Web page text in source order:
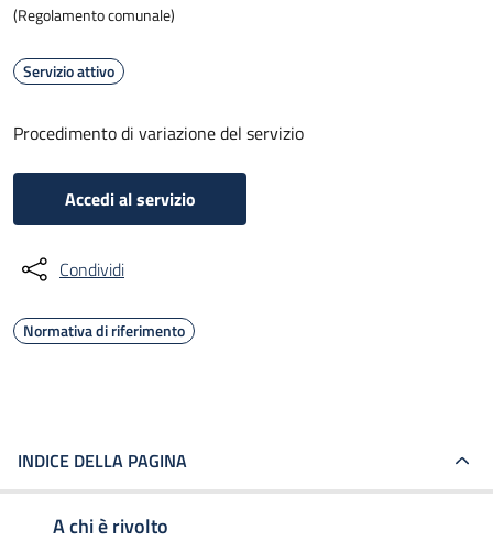
(Regolamento comunale)
Servizio attivo
Procedimento di variazione del servizio
Accedi al servizio
Condividi
Normativa di riferimento
INDICE DELLA PAGINA
A chi è rivolto